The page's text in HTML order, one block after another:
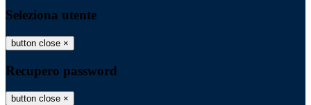
Seleziona utente
button close ×
Recupero password
button close ×